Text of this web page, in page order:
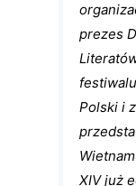
prezes
Polski i
XIV już